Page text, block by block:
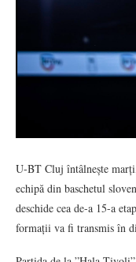
U-BT Cluj întâlnește
echipă din baschetul
deschide cea de-a 15-a
formații va fi transmis în